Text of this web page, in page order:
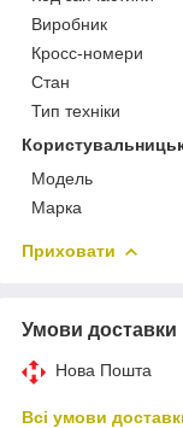
Виробник
Кросс-номери
Стан
Тип техніки
Мoдель
Марка
Приховати
Умови доставки
Нова Пошта
Всі умови